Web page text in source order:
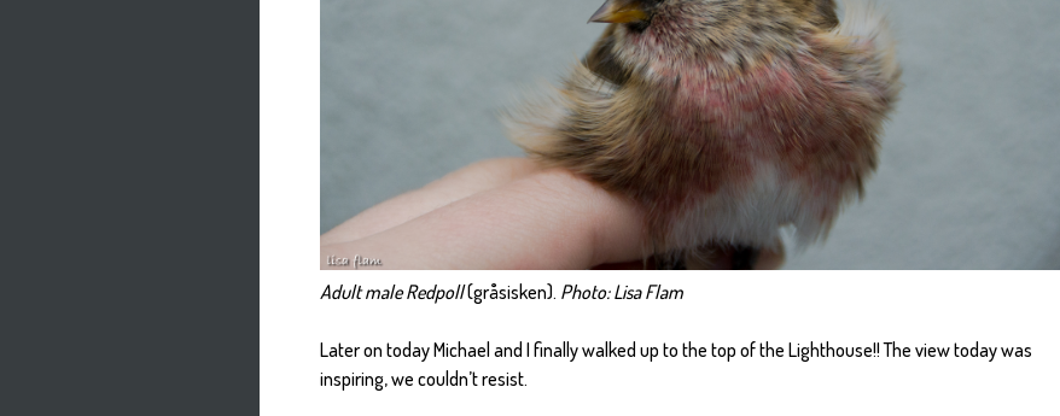
Adult male Redpoll(gråsisken). Photo: Lisa Flam
Later on today Michael and I finally walked up to the top of the Lighthouse!! The view today was
inspiring, we couldn’t resist.